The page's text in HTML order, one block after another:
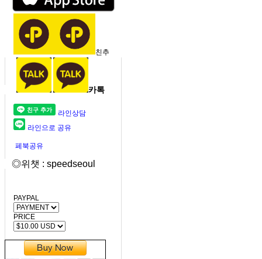
친추
카톡
라인상담
라인으로 공유
페북공유
◎위챗 : speedseoul
PAYPAL
PRICE